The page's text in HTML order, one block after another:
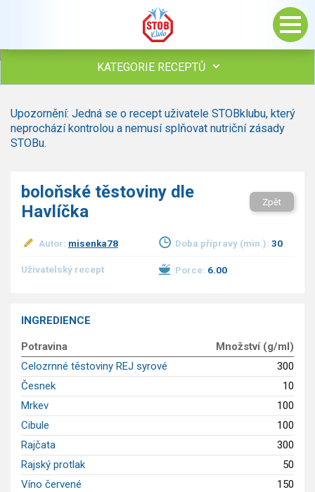
KATEGORIE RECEPTŮ
Polévky
Studená kuchyně
hovězí, telecí
vepřové
ryby
ostatní maso
Bezmasé a zeleninové
Sladké pokrmy
Dezerty
Nápoje
Ostatní
Dětské recepty
GLP-1 recepty
Upozornění: Jedná se o recept uživatele STOBklubu, který
neprochází kontrolou a nemusí splňovat nutriční zásady
STOBu.
boloňské těstoviny dle
Havlíčka
Zpět
Autor: misenka78 Doba přípravy (min.): 30
Uživatelský recept Porce: 6.00
INGREDIENCE
Potravina
Množství (g/ml)
Celozrnné těstoviny REJ syrové
300
Česnek
10
Mrkev
100
Cibule
100
Rajčata
300
Rajský protlak
50
Víno červené
150